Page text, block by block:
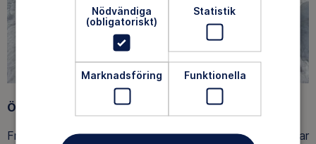
Öpp
Från november till 1:a maj är stugan öppen alla röda dagar
Nödvändiga
(obligatoriskt)
Statistik
Marknadsföring Funktionella